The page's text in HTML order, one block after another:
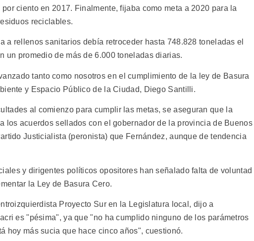
ciento en 2017. Finalmente, fijaba como meta a 2020 para la
reciclables.
a rellenos sanitarios debía retroceder hasta 748.828 toneladas el
un promedio de más de 6.000 toneladas diarias.
tanto como nosotros en el cumplimiento de la ley de Basura
y Espacio Público de la Ciudad, Diego Santilli.
al comienzo para cumplir las metas, se aseguran que la
los acuerdos sellados con el gobernador de la provincia de Buenos
Justicialista (peronista) que Fernández, aunque de tendencia
y dirigentes políticos opositores han señalado falta de voluntad
la Ley de Basura Cero.
Proyecto Sur en la Legislatura local, dijo a
es "pésima", ya que "no ha cumplido ninguno de los parámetros
hoy más sucia que hace cinco años", cuestionó.